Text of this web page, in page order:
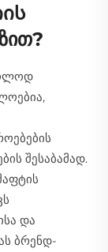
შესაბამად.
და
ბრენდ-